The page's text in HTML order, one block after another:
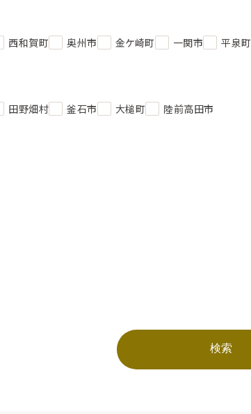
西和賀町 奥州市 金ケ崎町 一関市 平泉町
田野畑村 釜石市 大槌町
陸前高田市